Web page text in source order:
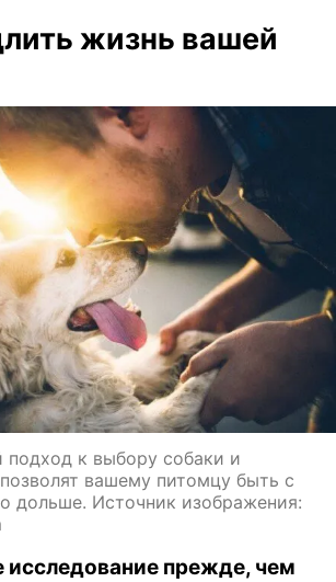
жизнь вашей
подход к выбору собаки и
вашему питомцу быть с
дольше. Источник изображения:
исследование прежде, чем